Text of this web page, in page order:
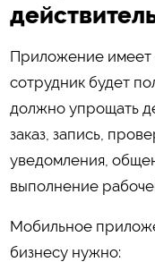
Приложение имеет
сотрудник будет
должно упрощать
заказ, запись,
уведомления,
выполнение
Мобильное
бизнесу нужно: